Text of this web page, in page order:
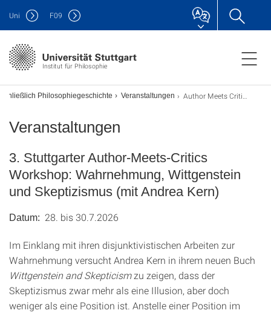
Institut für Philosophie
Uni F09
Philosophiegeschichte Veranstaltungen Author Meets Critics III
Veranstaltungen
3. Stuttgarter Author-Meets-Critics
Workshop: Wahrnehmung, Wittgenstein
und Skeptizismus (mit Andrea Kern)
Datum: 28. bis 30.7.2026
Im Einklang mit ihren disjunktivistischen Arbeiten zur
Wahrnehmung versucht Andrea Kern in ihrem neuen Buch
Wittgenstein and Skepticismzu zeigen, dass der
Skeptizismus zwar mehr als eine Illusion, aber doch
weniger als eine Position ist. Anstelle einer Position im